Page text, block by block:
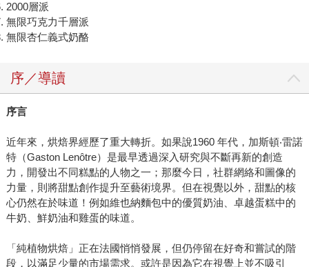
2000層派
無限巧克力千層派
無限杏仁義式奶酪
序／導讀
序言
近年來，烘焙界經歷了重大轉折。如果說1960 年代，加斯頓‧雷諾
特（Gaston Lenôtre）是最早透過深入研究與不斷再新的創造
力，開發出不同糕點的人物之一；那麼今日，社群網絡和圖像的
力量，則將甜點創作提升至藝術境界。但在視覺以外，甜點的核
心仍然在於味道！例如維也納麵包中的優質奶油、卓越蛋糕中的
牛奶、鮮奶油和雞蛋的味道。
「純植物烘焙」正在法國悄悄發展，但仍停留在好奇和嘗試的階
段，以滿足少量的市場需求。或許是因為它在視覺上並不吸引